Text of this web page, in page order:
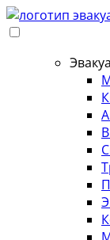
Перейти
к